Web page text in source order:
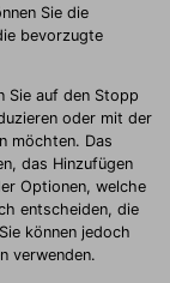
Sie die
bevorzugte
Sie auf den Stopp
oder mit der
möchten. Das
das Hinzufügen
Optionen, welche
entscheiden, die
können jedoch
verwenden.